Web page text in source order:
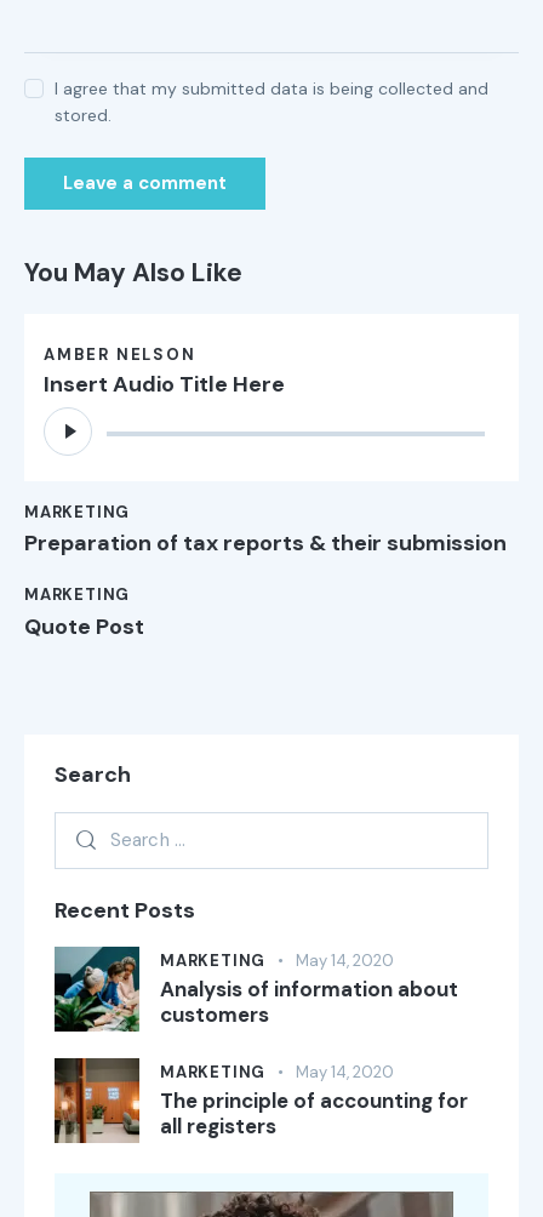
I agree that my submitted data is being collected and
stored.
You May Also Like
AMBER NELSON
Insert Audio Title Here
Audio
Player
MARKETING
Preparation of tax reports & their submission
MARKETING
Quote Post
Search
Recent Posts
MARKETING May 14, 2020
Analysis of information about
customers
MARKETING May 14, 2020
The principle of accounting for
all registers